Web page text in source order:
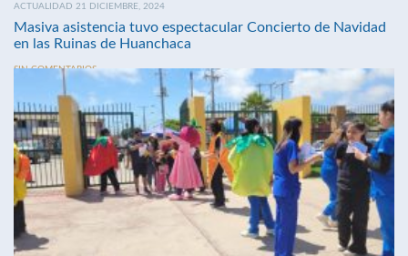
ACTUALIDAD 21 DICIEMBRE, 2024
Masiva asistencia tuvo espectacular Concierto de Navidad
en las Ruinas de Huanchaca
SIN COMENTARIOS